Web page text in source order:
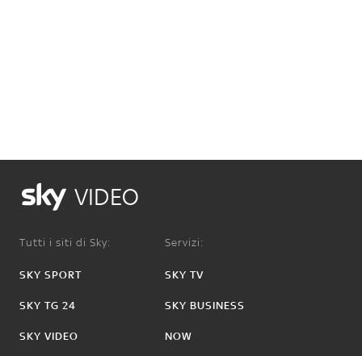
VIDEO
Tutti i siti di Sky:
SKY SPORT
SKY TG 24
SKY VIDEO
Servizi:
SKY TV
SKY BUSINESS
NOW